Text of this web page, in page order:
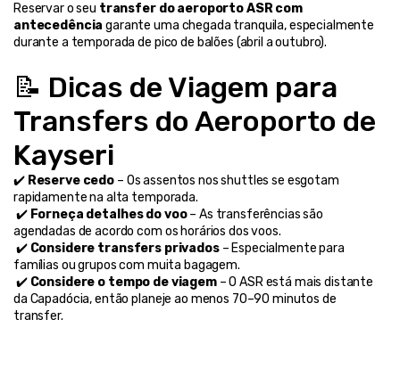
Reservar o seu transfer do aeroporto ASR com
antecedência garante uma chegada tranquila, especialmente
durante a temporada de pico de balões (abril a outubro).
📝 Dicas de Viagem para
Transfers do Aeroporto de
Kayseri
✔️ Reserve cedo – Os assentos nos shuttles se esgotam
rapidamente na alta temporada.
✔️ Forneça detalhes do voo – As transferências são
agendadas de acordo com os horários dos voos.
✔️ Considere transfers privados – Especialmente para
famílias ou grupos com muita bagagem.
✔️ Considere o tempo de viagem – O ASR está mais distante
da Capadócia, então planeje ao menos 70–90 minutos de
transfer.